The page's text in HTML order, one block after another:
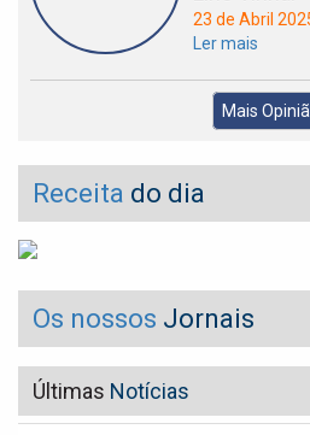
23 de Abril
Ler mais
Mais
Receita do dia
Os nossos Jornais
Últimas Notícias